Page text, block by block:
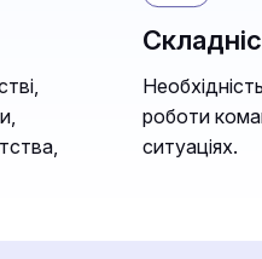
роботи
ситуаціях.